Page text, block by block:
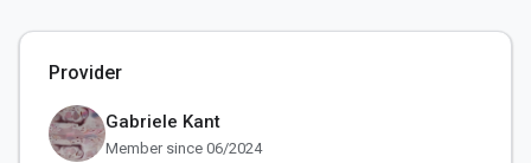
Provider
Gabriele Kant
Member since 06/2024